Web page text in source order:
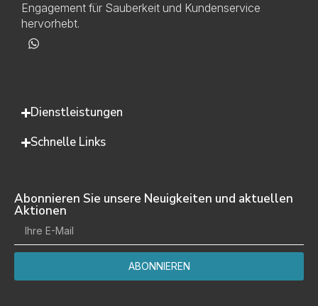
Engagement für Sauberkeit und Kundenservice
hervorhebt.
Dienstleistungen
Schnelle Links
Abonnieren Sie unsere Neuigkeiten und aktuellen
Aktionen
ABONNIEREN